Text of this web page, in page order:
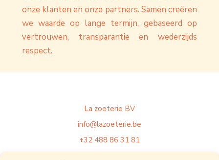
onze klanten en onze partners. Samen creëren
we waarde op lange termijn, gebaseerd op
vertrouwen, transparantie en wederzijds
respect.
La zoeterie BV
info@lazoeterie.be
+32 488 86 31 81